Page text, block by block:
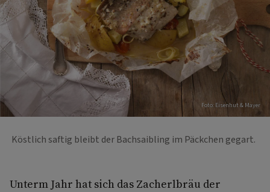
Foto: Eisenhut & Mayer
Köstlich saftig bleibt der Bachsaibling im Päckchen gegart.
Unterm Jahr hat sich das Zacherlbräu der